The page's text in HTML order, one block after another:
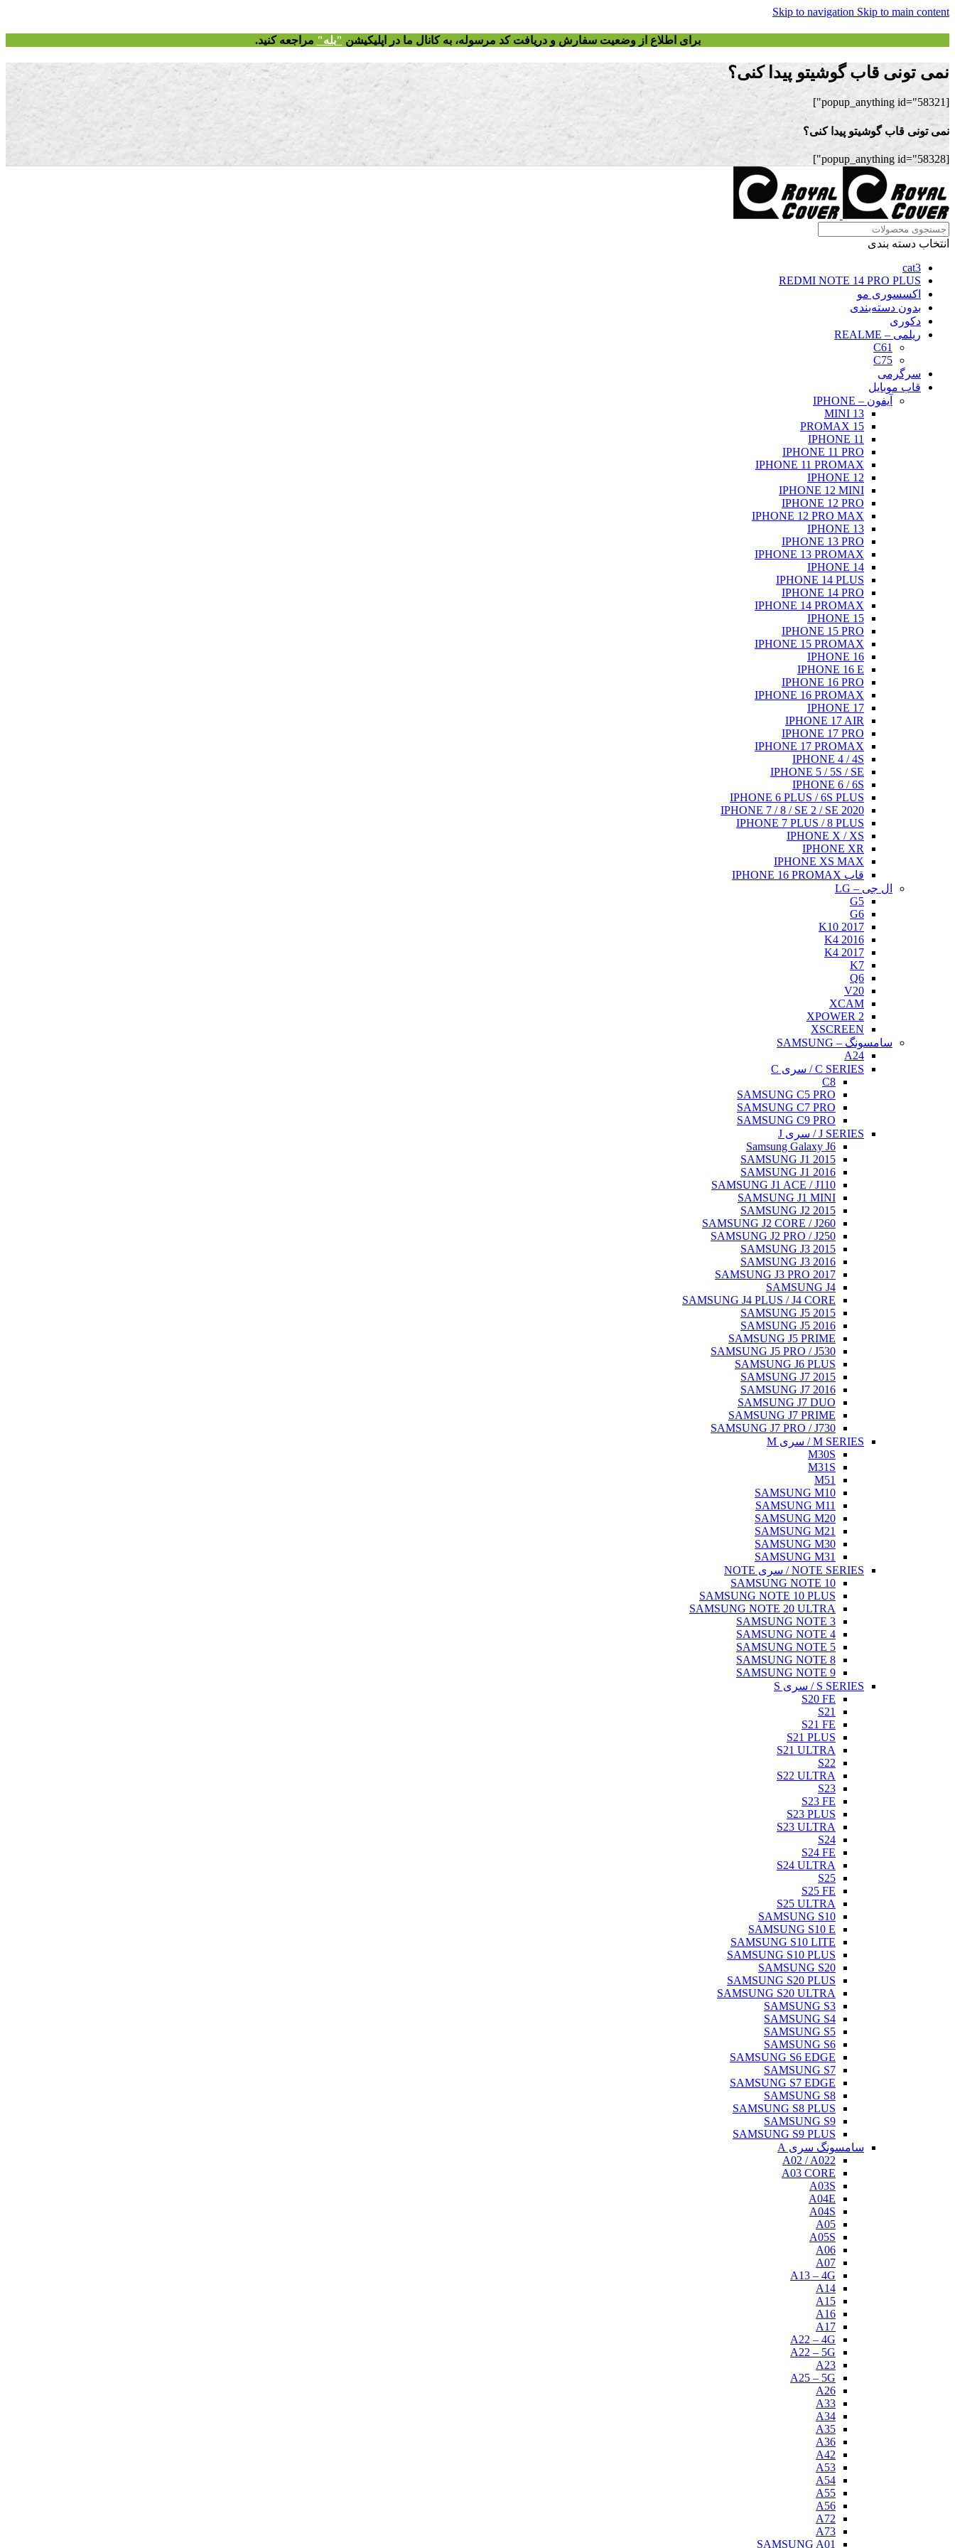
Skip to navigation Skip to main content
برای اطلاع از وضعیت سفارش و دریافتکد مرسوله، به کانال ما در اپلیکیشن "بله" مراجعه کنید.
نمی تونی قاب گوشیتو پیدا کنی؟
[popup_anything id="58321"]
نمی تونی قاب گوشیتو پیدا کنی؟
[popup_anything id="58328"]
انتخاب دسته بندی
cat3
REDMI NOTE 14 PRO PLUS
اکسسوری مو
بدون دسته‌بندی
دکوری
ریلمی – REALME
C61
C75
سرگرمی
قاب موبایل
آیفون – IPHONE
13 MINI
15 PROMAX
IPHONE 11
IPHONE 11 PRO
IPHONE 11 PROMAX
IPHONE 12
IPHONE 12 MINI
IPHONE 12 PRO
IPHONE 12 PRO MAX
IPHONE 13
IPHONE 13 PRO
IPHONE 13 PROMAX
IPHONE 14
IPHONE 14 PLUS
IPHONE 14 PRO
IPHONE 14 PROMAX
IPHONE 15
IPHONE 15 PRO
IPHONE 15 PROMAX
IPHONE 16
IPHONE 16 E
IPHONE 16 PRO
IPHONE 16 PROMAX
IPHONE 17
IPHONE 17 AIR
IPHONE 17 PRO
IPHONE 17 PROMAX
IPHONE 4 / 4S
IPHONE 5 / 5S / SE
IPHONE 6 / 6S
IPHONE 6 PLUS / 6S PLUS
IPHONE 7 / 8 / SE 2 / SE 2020
IPHONE 7 PLUS / 8 PLUS
IPHONE X / XS
IPHONE XR
IPHONE XS MAX
قاب IPHONE 16 PROMAX
ال جی – LG
G5
G6
K10 2017
K4 2016
K4 2017
K7
Q6
V20
XCAM
XPOWER 2
XSCREEN
سامسونگ – SAMSUNG
A24
C SERIES / سری C
C8
SAMSUNG C5 PRO
SAMSUNG C7 PRO
SAMSUNG C9 PRO
J SERIES / سری J
Samsung Galaxy J6
SAMSUNG J1 2015
SAMSUNG J1 2016
SAMSUNG J1 ACE / J110
SAMSUNG J1 MINI
SAMSUNG J2 2015
SAMSUNG J2 CORE / J260
SAMSUNG J2 PRO / J250
SAMSUNG J3 2015
SAMSUNG J3 2016
SAMSUNG J3 PRO 2017
SAMSUNG J4
SAMSUNG J4 PLUS / J4 CORE
SAMSUNG J5 2015
SAMSUNG J5 2016
SAMSUNG J5 PRIME
SAMSUNG J5 PRO / J530
SAMSUNG J6 PLUS
SAMSUNG J7 2015
SAMSUNG J7 2016
SAMSUNG J7 DUO
SAMSUNG J7 PRIME
SAMSUNG J7 PRO / J730
M SERIES / سری M
M30S
M31S
M51
SAMSUNG M10
SAMSUNG M11
SAMSUNG M20
SAMSUNG M21
SAMSUNG M30
SAMSUNG M31
NOTE SERIES / سری NOTE
SAMSUNG NOTE 10
SAMSUNG NOTE 10 PLUS
SAMSUNG NOTE 20 ULTRA
SAMSUNG NOTE 3
SAMSUNG NOTE 4
SAMSUNG NOTE 5
SAMSUNG NOTE 8
SAMSUNG NOTE 9
S SERIES / سری S
S20 FE
S21
S21 FE
S21 PLUS
S21 ULTRA
S22
S22 ULTRA
S23
S23 FE
S23 PLUS
S23 ULTRA
S24
S24 FE
S24 ULTRA
S25
S25 FE
S25 ULTRA
SAMSUNG S10
SAMSUNG S10 E
SAMSUNG S10 LITE
SAMSUNG S10 PLUS
SAMSUNG S20
SAMSUNG S20 PLUS
SAMSUNG S20 ULTRA
SAMSUNG S3
SAMSUNG S4
SAMSUNG S5
SAMSUNG S6
SAMSUNG S6 EDGE
SAMSUNG S7
SAMSUNG S7 EDGE
SAMSUNG S8
SAMSUNG S8 PLUS
SAMSUNG S9
SAMSUNG S9 PLUS
سامسونگ سری A
A02 / A022
A03 CORE
A03S
A04E
A04S
A05
A05S
A06
A07
A13 – 4G
A14
A15
A16
A17
A22 – 4G
A22 – 5G
A23
A25 – 5G
A26
A33
A34
A35
A36
A42
A53
A54
A55
A56
A72
A73
SAMSUNG A01